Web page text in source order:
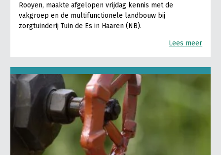
Rooyen, maakte afgelopen vrijdag kennis met de
vakgroep en de multifunctionele landbouw bij
zorgtuinderij Tuin de Es in Haaren (NB).
Lees meer